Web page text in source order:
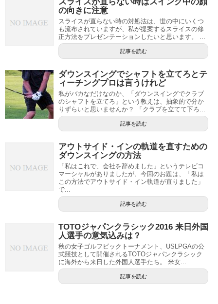
の向きに注意
スライスが直らない時の対処法は、世の中にいくつ
も流布されていますが、私が提案するスライスの修
正方法をプレゼンテーションしたいと思います。 ...
記事を読む
ダウンスイングでシャフトを立てろとテ
ィーチングプロは言うけれど
私がバカなだけなのか、「ダウンスイングでクラブ
のシャフトを立てろ」という教えは、抽象的で分か
りずらいと思いませんか？ 「クラブを立てて下ろ...
記事を読む
アウトサイド・インの軌道を直すための
ダウンスイングの方法
「私はこれで、会社を辞めました」というテレビコ
マーシャルがありましたが、今回のお題は、「私は
この方法でアウトサイド・イン軌道が直りました」
で...
記事を読む
TOTOジャパンクラシック2016 来日外国
人選手の意気込みは？
秋の女子ゴルフビックトーナメント、USLPGAの公
式競技として開催されるTOTOジャパンクラシック
に海外から来日した外国人選手たち。 米女...
記事を読む